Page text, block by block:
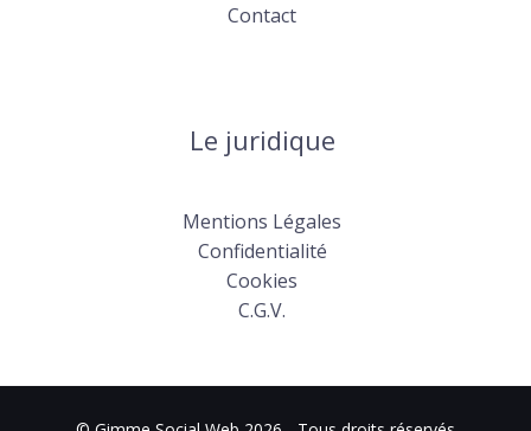
Contact
Le juridique
Mentions Légales
Confidentialité
Cookies
C.G.V.